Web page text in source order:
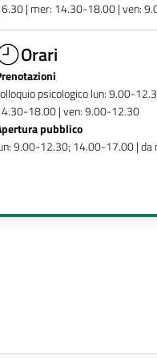
| mer: 14.30-18.00 | ven:
Orari
psicologico lun: 9.00-
18.00 | ven: 9.00-12.30
pubblico
9.00-12.30; 14.00-17.00 |